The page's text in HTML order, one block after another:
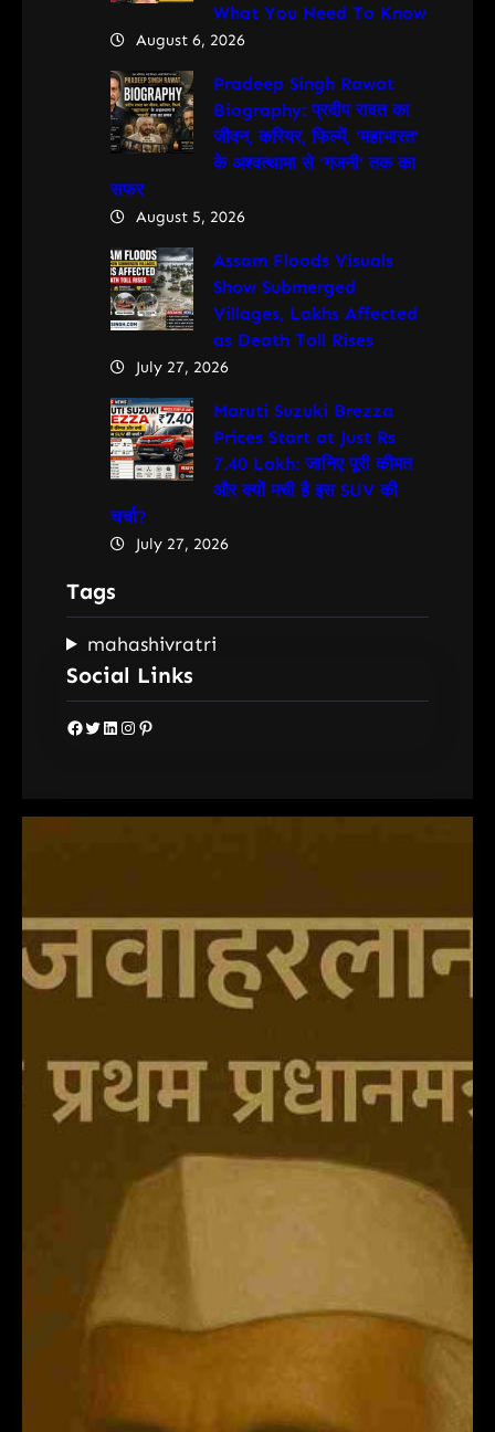
What You Need To Know
August 6, 2026
Pradeep Singh Rawat
Biography: प्रदीप रावत का
जीवन, करियर, फिल्में, ‘महाभारत’
के अश्वत्थामा से ‘गजनी’ तक का
सफर
August 5, 2026
Assam Floods Visuals
Show Submerged
Villages, Lakhs Affected
as Death Toll Rises
July 27, 2026
Maruti Suzuki Brezza
Prices Start at Just Rs
7.40 Lakh: जानिए पूरी कीमत
और क्यों मची है इस SUV की
चर्चा?
July 27, 2026
Tags
mahashivratri
Social Links
Facebook Twitter LinkedIn Instagram Pinterest